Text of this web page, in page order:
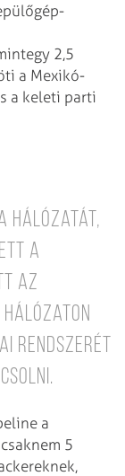
2,5
a Mexikó-
a keleti parti
hálózatát,
a
az
hálózaton
rendszerét
a
5